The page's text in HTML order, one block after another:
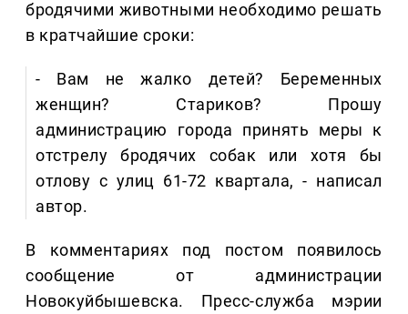
бродячими животными необходимо решать
в кратчайшие сроки:
- Вам не жалко детей? Беременных
женщин? Стариков? Прошу
администрацию города принять меры к
отстрелу бродячих собак или хотя бы
отлову с улиц 61-72 квартала, - написал
автор.
В комментариях под постом появилось
сообщение от администрации
Новокуйбышевска. Пресс-служба мэрии